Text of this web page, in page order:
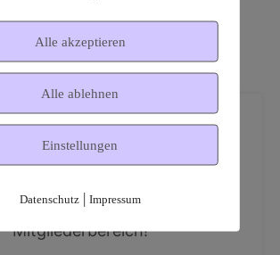
Dies ist ein geschützter
Mitgliederbereich!
Alle akzeptieren
Alle ablehnen
Einstellungen
Datenschutz| Impressum